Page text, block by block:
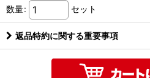
数量: セット
返品特約に関する重要事項